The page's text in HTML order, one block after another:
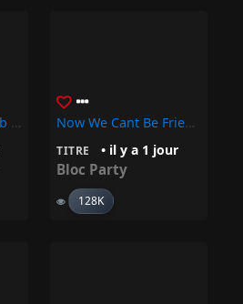
Tequila & Ibiza – Bob Sinclar, BESH Now We Cant Be Friends – Bloc Party
TITRE • il y a 1 jour
Bloc Party
128K